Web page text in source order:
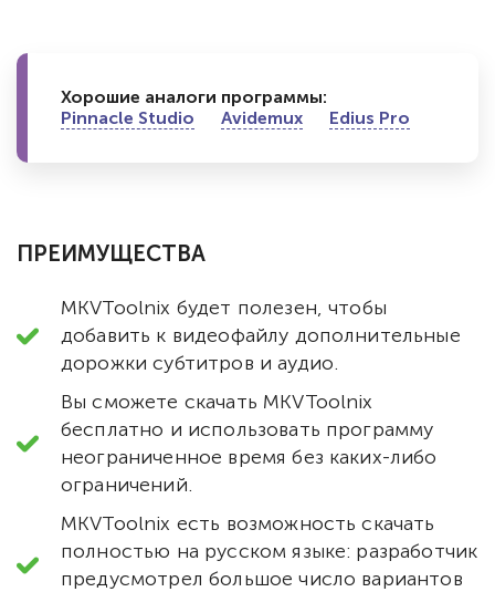
Хорошие аналоги программы:
Pinnacle Studio
Avidemux Edius Pro
ПРЕИМУЩЕСТВА
MKVToolnix будет полезен, чтобы
добавить к видеофайлу дополнительные
дорожки субтитров и аудио.
Вы сможете скачать MKVToolnix
бесплатно и использовать программу
неограниченное время без каких-либо
ограничений.
MKVToolnix есть возможность скачать
полностью на русском языке: разработчик
предусмотрел большое число вариантов